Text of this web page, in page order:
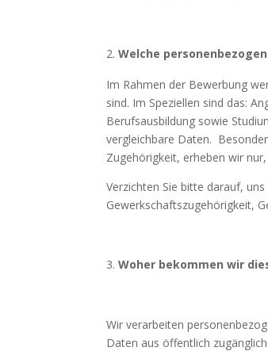
Welche
Im Rahmen der Bewerbung
sind. Im Speziellen sind das:
Berufsausbildung sowie
vergleichbare Daten.
Zugehörigkeit, erheben wir
Verzichten Sie bitte darauf,
Gewerkschaftszugehörigkeit,
Woher bekommen wir
Wir verarbeiten
Daten aus öffentlich